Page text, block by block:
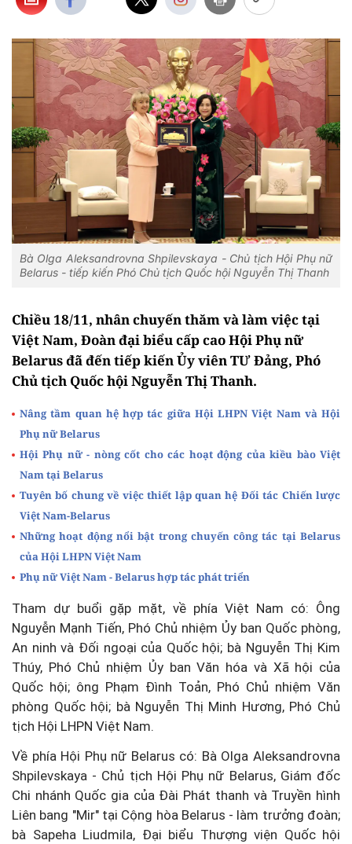
Bà Olga Aleksandrovna Shpilevskaya - Chủ tịch Hội Phụ nữ
Belarus - tiếp kiến Phó Chủ tịch Quốc hội Nguyễn Thị Thanh
Chiều 18/11, nhân chuyến thăm và làm việc tại
Việt Nam, Đoàn đại biểu cấp cao Hội Phụ nữ
Belarus đã đến tiếp kiến Ủy viên TƯ Đảng, Phó
Chủ tịch Quốc hội Nguyễn Thị Thanh.
Nâng tầm quan hệ hợp tác giữa Hội LHPN Việt Nam và Hội
Phụ nữ Belarus
Hội Phụ nữ - nòng cốt cho các hoạt động của kiều bào Việt
Nam tại Belarus
Tuyên bố chung về việc thiết lập quan hệ Đối tác Chiến lược
Việt Nam-Belarus
Những hoạt động nổi bật trong chuyến công tác tại Belarus
của Hội LHPN Việt Nam
Phụ nữ Việt Nam - Belarus hợp tác phát triển
Tham dự buổi gặp mặt, về phía Việt Nam có: Ông
Nguyễn Mạnh Tiến, Phó Chủ nhiệm Ủy ban Quốc phòng,
An ninh và Đối ngoại của Quốc hội; bà Nguyễn Thị Kim
Thúy, Phó Chủ nhiệm Ủy ban Văn hóa và Xã hội của
Quốc hội; ông Phạm Đình Toản, Phó Chủ nhiệm Văn
phòng Quốc hội; bà Nguyễn Thị Minh Hương, Phó Chủ
tịch Hội LHPN Việt Nam.
Về phía Hội Phụ nữ Belarus có: Bà Olga Aleksandrovna
Shpilevskaya - Chủ tịch Hội Phụ nữ Belarus, Giám đốc
Chi nhánh Quốc gia của Đài Phát thanh và Truyền hình
Liên bang "Mir" tại Cộng hòa Belarus - làm trưởng đoàn;
bà Sapeha Liudmila, Đại biểu Thượng viện Quốc hội